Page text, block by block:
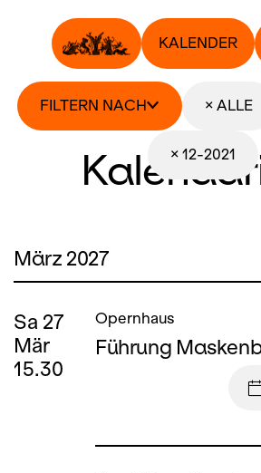
KALENDER
FILTERN NACH × ALLE
× 12-2021
März 2027
Sa 27
Mär
15.30
Opernhaus
Führung